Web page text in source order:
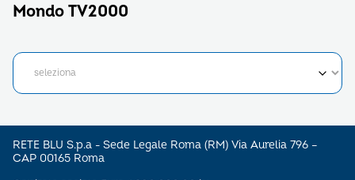
Mondo TV2000
RETE BLU S.p.a - Sede Legale Roma (RM) Via Aurelia 796 –
CAP 00165 Roma